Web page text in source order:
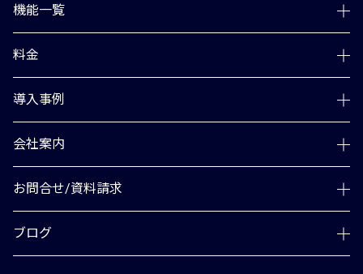
機能一覧
料金
導入事例
会社案内
お問合せ/資料請求
ブログ